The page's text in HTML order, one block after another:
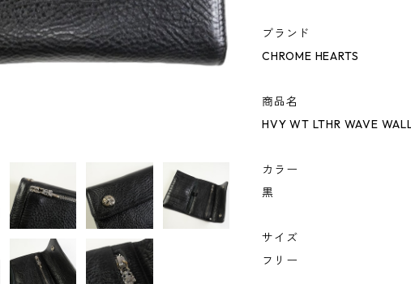
ブランド
CHROME HEARTS
商品名
HVY WT LTHR WAVE
カラー
黒
サイズ
フリー